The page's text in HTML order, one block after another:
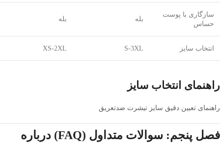
سازگاری با پوست
حساس
بله بله
انتخاب سایز S-3XL
XS-2XL
راهنمای انتخاب سایز
راهنمای تعیین دقیق سایز تیشرت ضدتعریق
فصل پنجم: سوالات متداول (FAQ) درباره